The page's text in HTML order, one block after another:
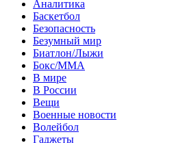
Аналитика
Баскетбол
Безопасность
Безумный мир
Биатлон/Лыжи
Бокс/MMA
В мире
В России
Вещи
Военные новости
Волейбол
Гаджеты